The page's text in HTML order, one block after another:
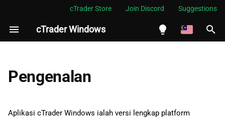
cTrader Store Join Discord Suggestions
cTrader Windows
العربية
S
a
Pengenalan
Aplikasi cTrader Windows ialah versi lengkap platform